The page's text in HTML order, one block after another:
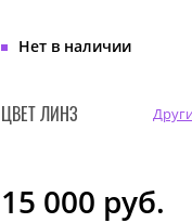
Нет в наличии
ЦВЕТ ЛИНЗ
15 000 руб.